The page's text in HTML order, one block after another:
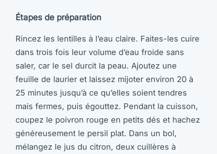
Étapes de préparation
Rincez les lentilles à l’eau claire. Faites-les cuire
dans trois fois leur volume d’eau froide sans
saler, car le sel durcit la peau. Ajoutez une
feuille de laurier et laissez mijoter environ 20 à
25 minutes jusqu’à ce qu’elles soient tendres
mais fermes, puis égouttez. Pendant la cuisson,
coupez le poivron rouge en petits dés et hachez
généreusement le persil plat. Dans un bol,
mélangez le jus du citron, deux cuillères à